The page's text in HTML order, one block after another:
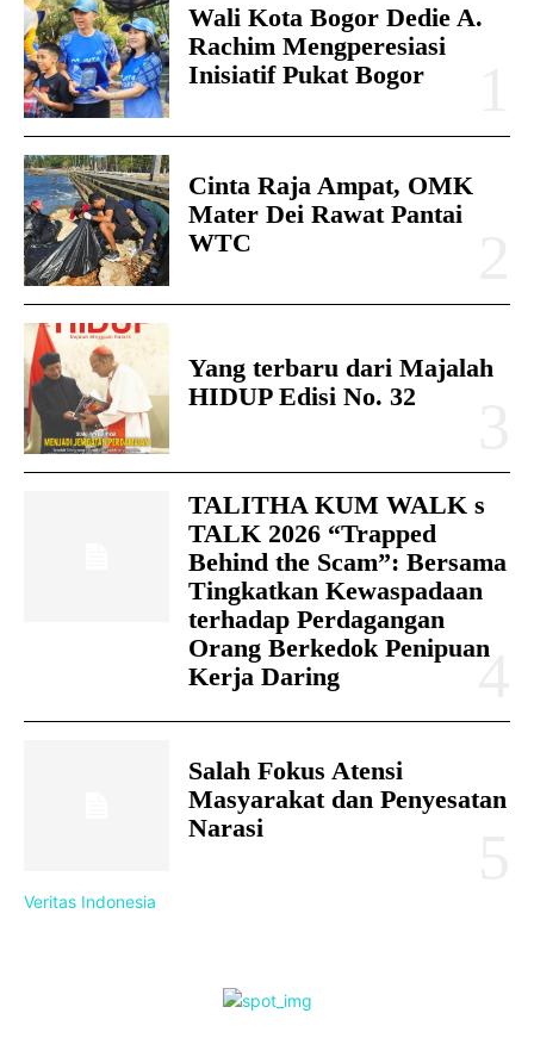
Wali Kota Bogor Dedie A.
Rachim Mengperesiasi
Inisiatif Pukat Bogor
Cinta Raja Ampat, OMK
Mater Dei Rawat Pantai
WTC
Yang terbaru dari Majalah
HIDUP Edisi No. 32
TALITHA KUM WALK s
TALK 2026 “Trapped
Behind the Scam”: Bersama
Tingkatkan Kewaspadaan
terhadap Perdagangan
Orang Berkedok Penipuan
Kerja Daring
Salah Fokus Atensi
Masyarakat dan Penyesatan
Narasi
Veritas Indonesia